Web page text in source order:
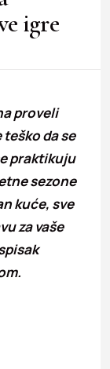
igre
proveli
da se
praktikuju
sezone
kuće, sve
za vaše